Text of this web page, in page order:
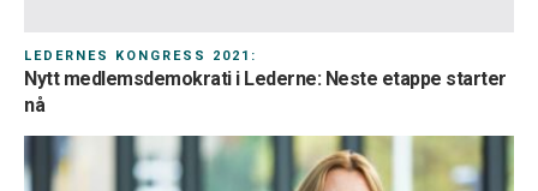
LEDERNES KONGRESS 2021:
Nytt medlemsdemokrati i Lederne: Neste etappe starter
nå